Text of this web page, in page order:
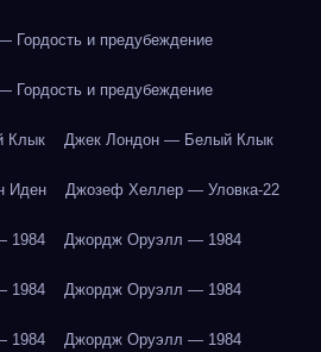
Гордость и предубеждение
Гордость и предубеждение
Клык Джек Лондон — Белый Клык
Иден Джозеф Хеллер — Уловка-22
1984 Джордж Оруэлл — 1984
1984 Джордж Оруэлл — 1984
1984 Джордж Оруэлл — 1984